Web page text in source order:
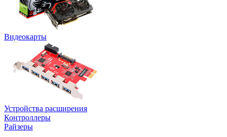
Видеокарты
Устройства расширения
Контроллеры
Райзеры